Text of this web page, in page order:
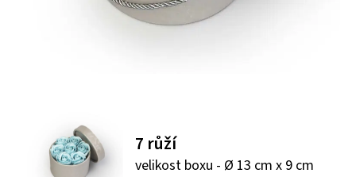
7 růží
velikost boxu - Ø 13 cm x 9 cm